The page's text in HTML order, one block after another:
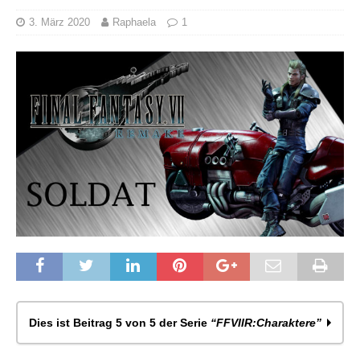
3. März 2020 Raphaela 1
Dies ist Beitrag 5 von 5 der Serie “FFVIIR:Charaktere”